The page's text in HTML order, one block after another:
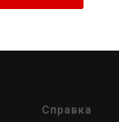
Справка